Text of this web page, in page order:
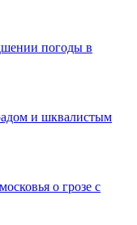
погоды в
и шквалистым
о грозе с